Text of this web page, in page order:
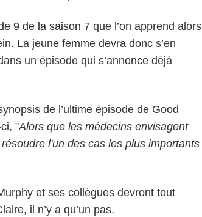
9 de la saison 7 que l’on apprend alors
La jeune femme devra donc s’en
un épisode qui s’annonce déjà
de l’ultime épisode de Good
"Alors que les médecins envisagent
l'un des cas les plus importants
et ses collègues devront tout
il n’y a qu’un pas.